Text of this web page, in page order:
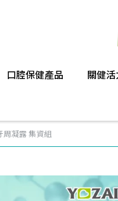
口腔保健產品 關健
周凝露 集資組